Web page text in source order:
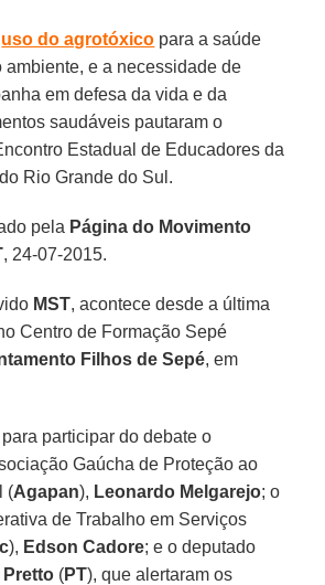
uso do agrotóxico para a saúde
ambiente, e a necessidade de
em defesa da vida e da
saudáveis pautaram o
Estadual de Educadores da
Rio Grande do Sul.
pela Página do Movimento
, 24-07-2015.
MST, acontece desde a última
Centro de Formação Sepé
Filhos de Sepé, em
participar do debate o
Gaúcha de Proteção ao
(Agapan), Leonardo Melgarejo; o
de Trabalho em Serviços
), Edson Cadore; e o deputado
Pretto (PT), que alertaram os